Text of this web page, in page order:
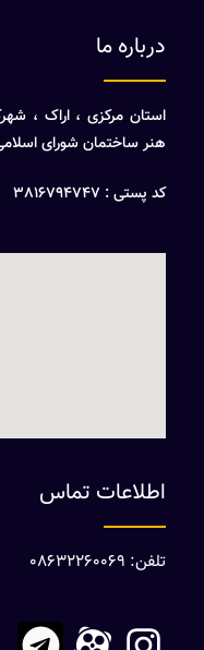
درباره ما
استان مرکزی ، اراک ،
هنر ساختمان شورای اسلامی
کد پستی : 3816794747
اطلاعات تماس
تلفن: 08632260069